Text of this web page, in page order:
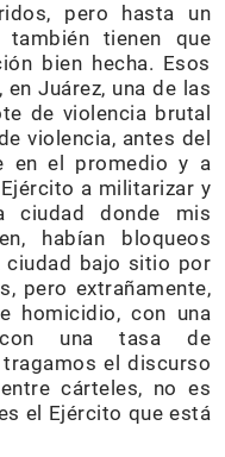
pero hasta un
tienen que
bien hecha. Esos
Juárez, una de las
de violencia brutal
violencia, antes del
en el promedio y a
a militarizar y
ciudad donde mis
habían bloqueos
ciudad bajo sitio por
pero extrañamente,
homicidio, con una
con una tasa de
el discurso
cárteles, no es
el Ejército que está